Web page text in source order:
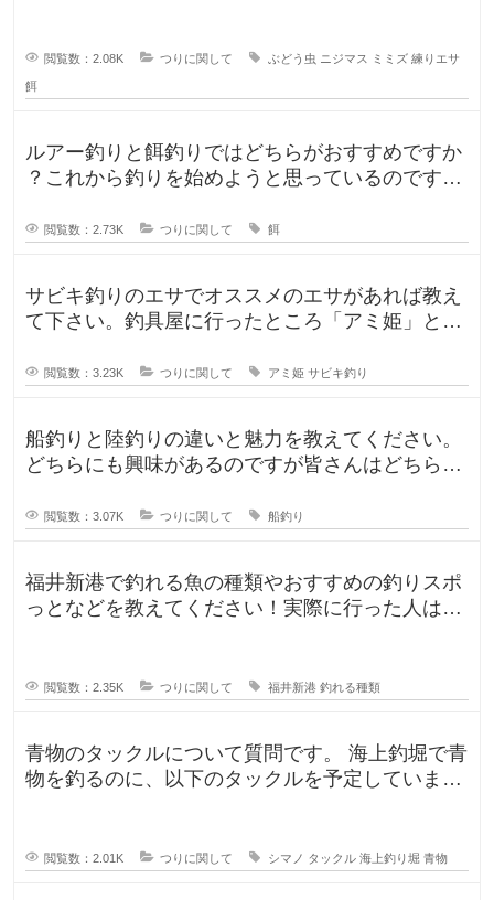
閲覧数：2.08K つりに関して ぶどう虫 ニジマス ミミズ 練りエサ
餌
ルアー釣りと餌釣りではどちらがおすすめですか
？これから釣りを始めようと思っているのです
閲覧数：2.73K つりに関して 餌
サビキ釣りのエサでオススメのエサがあれば教え
て下さい。釣具屋に行ったところ「アミ姫」とい
閲覧数：3.23K つりに関して アミ姫 サビキ釣り
船釣りと陸釣りの違いと魅力を教えてください。
どちらにも興味があるのですが皆さんはどちらが
閲覧数：3.07K つりに関して 船釣り
福井新港で釣れる魚の種類やおすすめの釣りスポ
っとなどを教えてください！実際に行った人はど
閲覧数：2.35K つりに関して 福井新港 釣れる種類
青物のタックルについて質問です。 海上釣堀で青
物を釣るのに、以下のタックルを予定していま
閲覧数：2.01K つりに関して シマノ タックル 海上釣り堀 青物